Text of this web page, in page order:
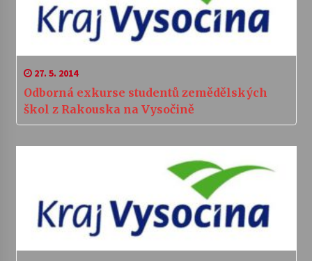
27. 5. 2014
Odborná exkurse studentů zemědělských
škol z Rakouska na Vysočině